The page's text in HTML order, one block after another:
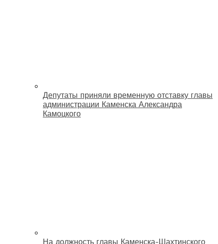
Депутаты приняли временную отставку главы
администрации Каменска Александра
Камоцкого
На должность главы Каменска-Шахтинского